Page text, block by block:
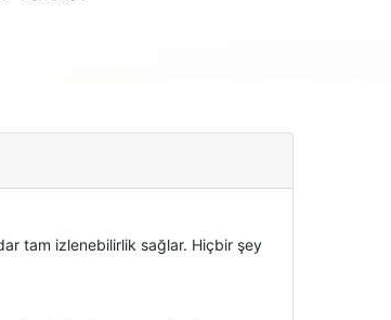
tam izlenebilirlik sağlar. Hiçbir şey